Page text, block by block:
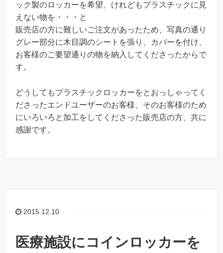
ック製のロッカーを希望、けれどもプラスチックに見
えない物を・・・と
販売店の方に難しいご注文があったため、写真の通り
グレー部分に木目調のシートを張り、カバーを付け、
お客様のご要望通りの物を納入してくださったからで
す。
どうしてもプラスチックロッカーをとおっしゃってく
ださったエンドユーザーのお客様、そのお客様のため
にいろいろと加工をしてくださった販売店の方、共に
感謝です。
2015.12.10
医療施設にコインロッカーを